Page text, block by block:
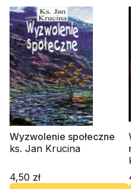
Wyzwolenie społeczne
ks. Jan Krucina
4,50 zł